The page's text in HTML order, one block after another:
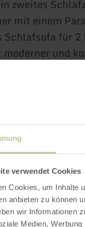
verwendet Cookies
Cookies, um Inhalte
anbieten zu können
wir Informationen
Medien,
zweites
mit einem
Schlafsofa für
und
Badmöbeln und
gestellt.
an der
einen